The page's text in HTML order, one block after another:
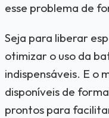
esse problema de
Seja para liberar
otimizar o uso da
indispensáveis. E o
disponíveis de
prontos para